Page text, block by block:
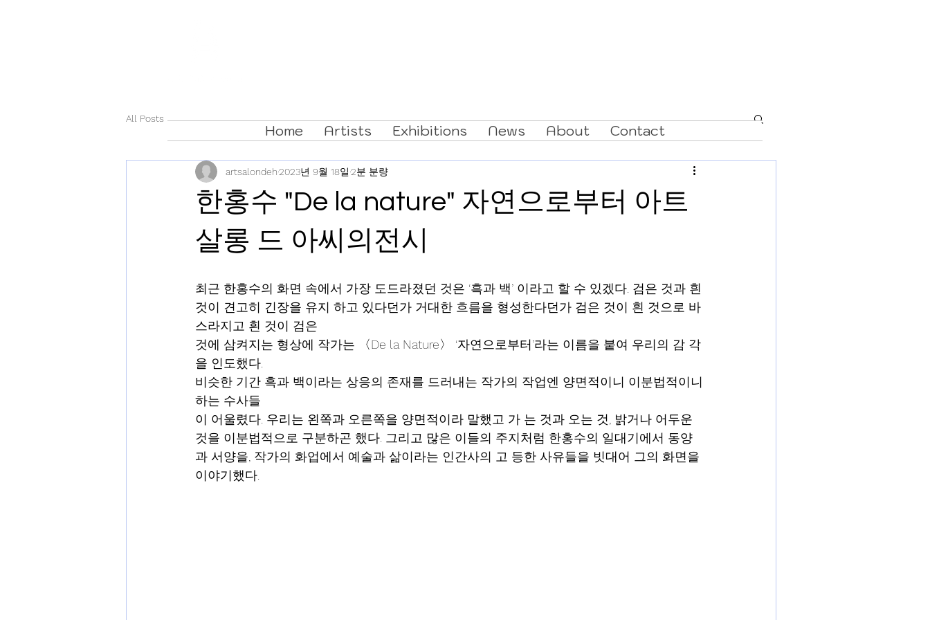
Home Artists Exhibitions News About Contact
All Posts
한홍수 "De la nature" 자연으로부터 아트
살롱 드 아씨의전시
artsalondeh2023년 9월 18일 2분 분량
최근 한홍수의 화면 속에서 가장 도드라졌던 것은 ‘흑과 백’ 이라고 할 수 있겠다. 검은 것과 흰
것이 견고히 긴장을 유지 하고 있다던가 거대한 흐름을 형성한다던가 검은 것이 흰 것으로 바
스라지고 흰 것이 검은
것에 삼켜지는 형상에 작가는 〈De la Nature〉 ‘자연으로부터’라는 이름을 붙여 우리의 감 각
을 인도했다.
비슷한 기간 흑과 백이라는 상응의 존재를 드러내는 작가의 작업엔 양면적이니 이분법적이니
하는 수사들
이 어울렸다. 우리는 왼쪽과 오른쪽을 양면적이라 말했고 가 는 것과 오는 것, 밝거나 어두운
것을 이분법적으로 구분하곤 했다. 그리고 많은 이들의 주지처럼 한홍수의 일대기에서 동양
과 서양을, 작가의 화업에서 예술과 삶이라는 인간사의 고 등한 사유들을 빗대어 그의 화면을
이야기했다.